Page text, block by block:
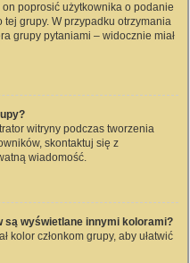
poprosić użytkownika o podanie
grupy. W przypadku otrzymania
grupy pytaniami – widocznie miał
witryny podczas tworzenia
skontaktuj się z
wiadomość.
są wyświetlane innymi kolorami?
kolor członkom grupy, aby ułatwić